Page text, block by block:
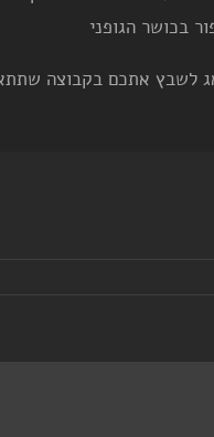
בכושר הגופני
לשבץ אתכם בקבוצה